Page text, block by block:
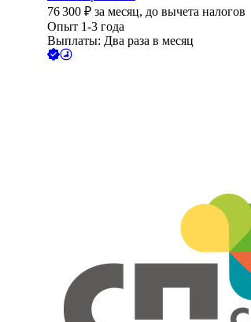
76 300 ₽ за месяц, до вычета налогов
Опыт 1-3 года
Выплаты: Два раза в месяц